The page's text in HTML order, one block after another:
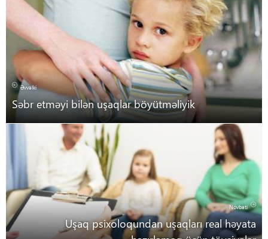
Əvvəlki
Səbr etməyi bilən uşaqlar böyütməliyik
Növbəti
Uşaq psixoloqundan uşaqları real həyata